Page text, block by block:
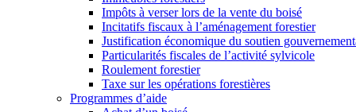
Impôts à verser lors de la vente du boisé
Incitatifs fiscaux à l’aménagement forestier
Justification économique du soutien
Particularités fiscales de l’activité sylvicole
Roulement forestier
Taxe sur les opérations forestières
Programmes d’aide